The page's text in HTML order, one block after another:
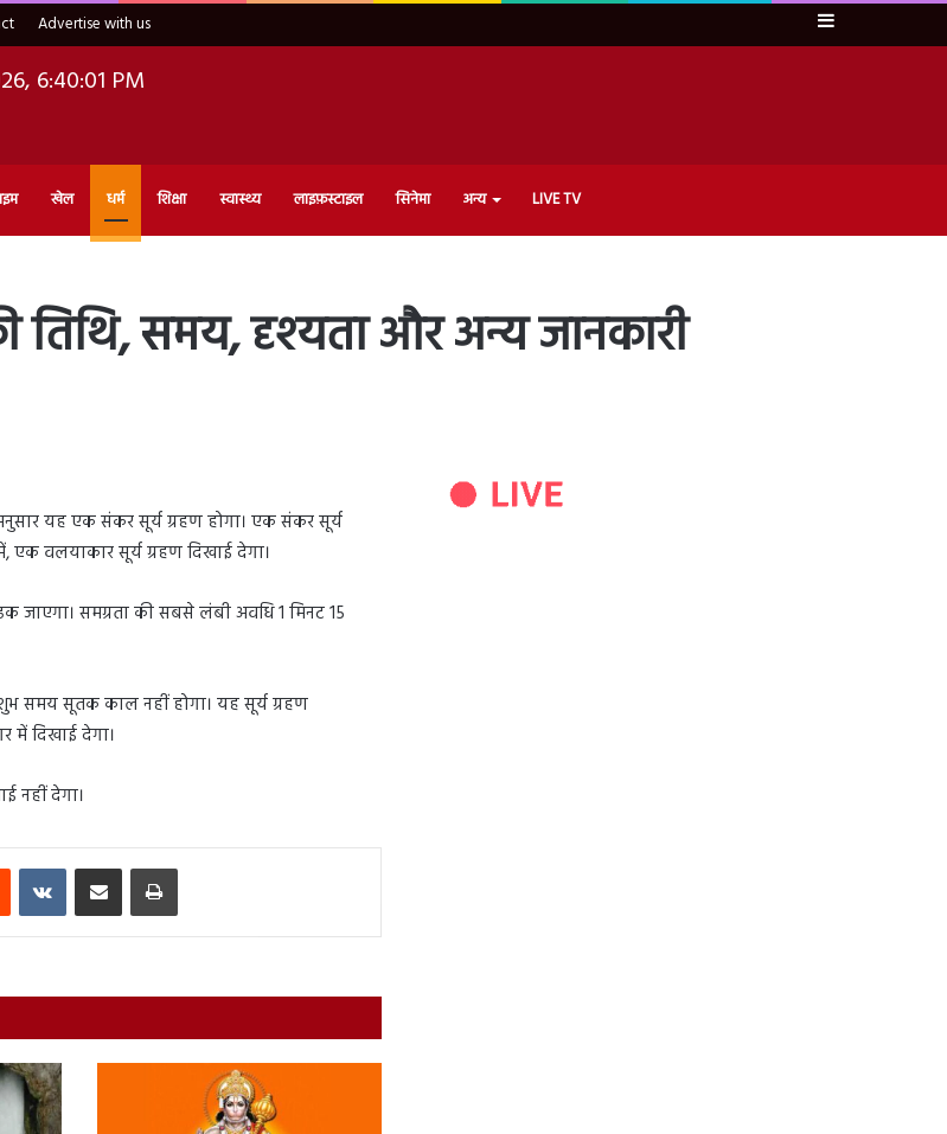
Advertise with us Sidebar
6:40:02 PM
खेल धर्म शिक्षा स्वास्थ्य लाइफ़स्टाइल सिनेमा अन्य LIVE TV
तिथि, समय, दृश्यता और अन्य जानकारी
यह एक संकर सूर्य ग्रहण होगा। एक संकर सूर्य
एक वलयाकार सूर्य ग्रहण दिखाई देगा।
जाएगा। समग्रता की सबसे लंबी अवधि 1 मिनट 15
समय सूतक काल नहीं होगा। यह सूर्य ग्रहण
में दिखाई देगा।
नहीं देगा।
Reddit VKontakteShare via Email Print